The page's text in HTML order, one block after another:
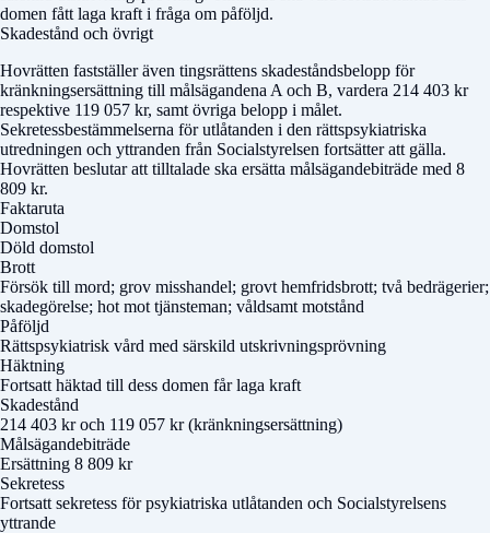
domen fått laga kraft i fråga om påföljd.
Skadestånd och övrigt
Hovrätten fastställer även tingsrättens skadeståndsbelopp för
kränkningsersättning till målsägandena A och B, vardera 214 403 kr
respektive 119 057 kr, samt övriga belopp i målet.
Sekretessbestämmelserna för utlåtanden i den rättspsykiatriska
utredningen och yttranden från Socialstyrelsen fortsätter att gälla.
Hovrätten beslutar att tilltalade ska ersätta målsägandebiträde med 8
809 kr.
Faktaruta
Domstol
Döld domstol
Brott
Försök till mord; grov misshandel; grovt hemfridsbrott; två bedrägerier;
skadegörelse; hot mot tjänsteman; våldsamt motstånd
Påföljd
Rättspsykiatrisk vård med särskild utskrivningsprövning
Häktning
Fortsatt häktad till dess domen får laga kraft
Skadestånd
214 403 kr och 119 057 kr (kränkningsersättning)
Målsägandebiträde
Ersättning 8 809 kr
Sekretess
Fortsatt sekretess för psykiatriska utlåtanden och Socialstyrelsens
yttrande